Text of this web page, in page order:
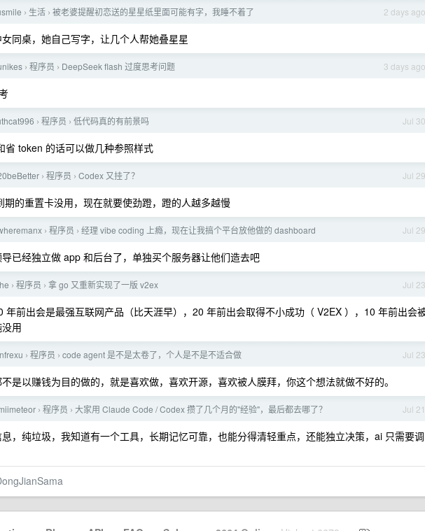
2 days ago
› 生活 › 被老婆提醒初恋送的星星纸里面可能有字，我睡不着了
同桌，她自己写字，让几个人帮她叠星星
3 days ago
› 程序员 › DeepSeek flash 过度思考问题
Jul 30
› 程序员 › 低代码真的有前景吗
省 token 的话可以做几种参照样式
Jul 29
› 程序员 › Codex 又挂了？
的重置卡没用，现在就要使劲蹬，蹬的人越多越慢
Jul 29
› 程序员 › 经理 vibe coding 上瘾，现在让我搞个平台放他做的 dashboard
已经独立做 app 和后台了，单独买个服务器让他们造去吧
Jul 23
› 程序员 › 拿 go 又重新实现了一版 v2ex
年前出会是最强互联网产品（比天涯早），20 年前出会取得不小成功（ V2EX ），10 年前出会
用
Jul 23
› 程序员 › code agent 是不是太卷了，个人是不是不适合做
是以赚钱为目的做的，就是喜欢做，喜欢开源，喜欢被人膜拜，你这个想法就做不好的。
Jul 21
› 程序员 › 大家用 Claude Code / Codex 攒了几个月的"经验"，最后都去哪了？
，纯垃圾，我知道有一个工具，长期记忆可靠，也能分得清轻重点，还能独立决策，ai 只需要调